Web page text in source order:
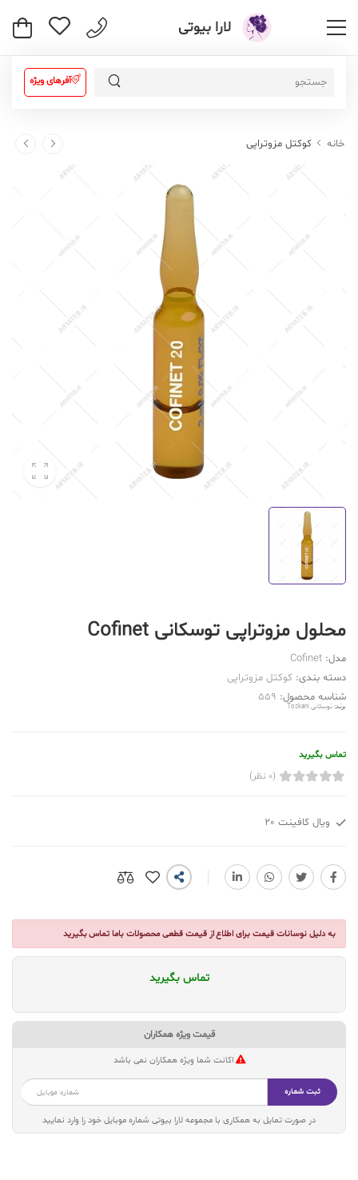
لارا بیوتی
آفرهای ویژه
خانه کوکتل مزوتراپی
محلول مزوتراپی توسکانی Cofinet
مدل: Cofinet
دسته بندی: کوکتل مزوتراپی
شناسه محصول: 559
برند: توسکانی Toskani
تماس بگیرید
(0 نظر)
ویال کافینت 20
به دلیل نوسانات قیمت برای اطلاع از قیمت قطعی محصولات باما تماس بگیرید
تماس بگیرید
قیمت ویژه همکاران
اکانت شما ویژه همکاران نمی باشد
ثبت شماره
در صورت تمایل به همکاری با مجموعه لارا بیوتی شماره موبایل خود را وارد نمایید